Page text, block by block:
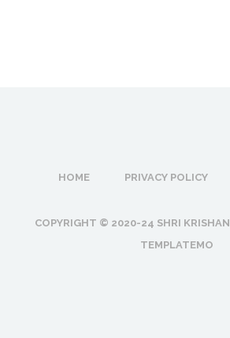
HOME PRIVACY POLICY
COPYRIGHT © 2020-24 SHRI
TEMPLATEMO